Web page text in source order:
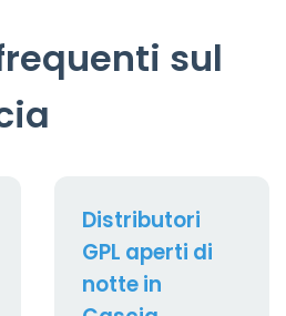
sul
Distributori
GPL aperti di
notte in